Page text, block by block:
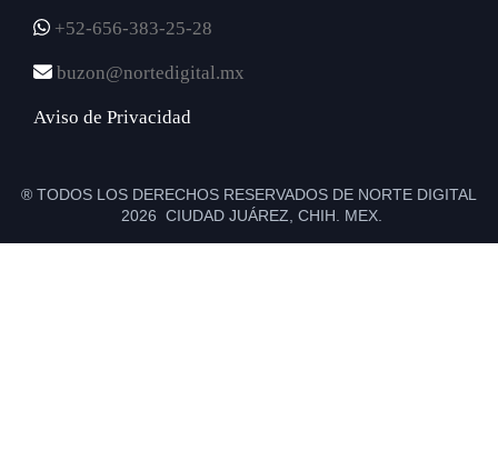
+52-656-383-25-28
buzon@nortedigital.mx
Aviso de Privacidad
® TODOS LOS DERECHOS RESERVADOS DE NORTE DIGITAL
2026 CIUDAD JUÁREZ, CHIH. MEX.